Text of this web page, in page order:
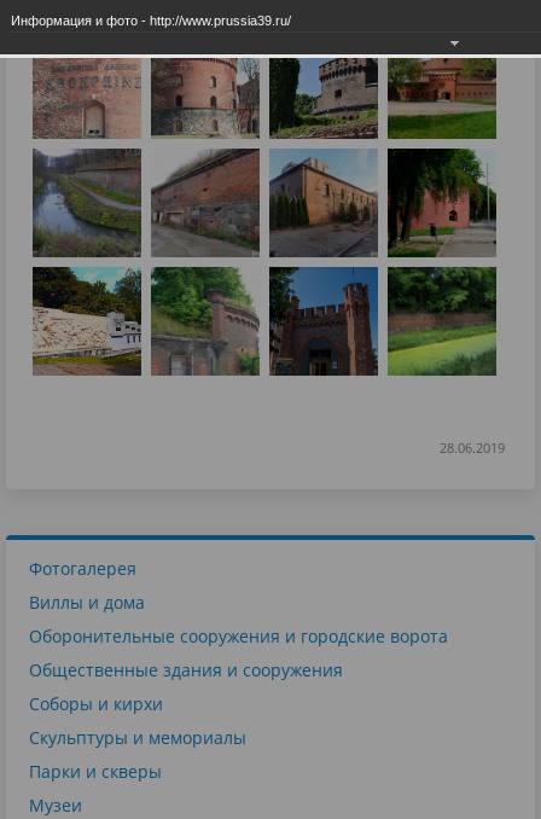
28.06.2019
Фотогалерея
Виллы и дома
Оборонительные сооружения и городские ворота
Общественные здания и сооружения
Соборы и кирхи
Скульптуры и мемориалы
Парки и скверы
Музеи
Информация и фото - http://www.prussia39.ru/